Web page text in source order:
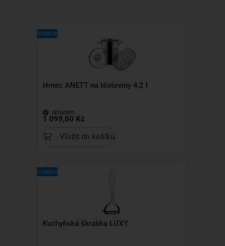
Kolekce
Hrnec ANETT na těstoviny 4,2 l
skladem
1 099,00 Kč
Vložit do košíku
Kolekce
Kuchyňská škrabka LUXY